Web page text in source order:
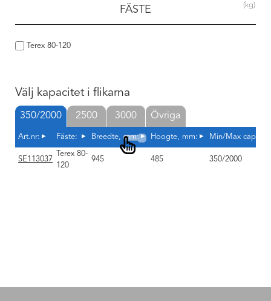
(kg)
FÄSTE
Terex 80-120
Välj kapacitet i flikarna
350/2000
Art.nr: Fäste: Breedte, mm: Hoogte, mm: Min/Max
SE113037
Terex 80-
120
945 485 350/2000
2500 3000 Övriga